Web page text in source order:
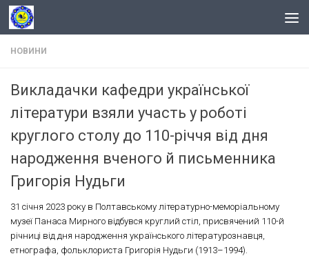
Skip to content
НОВИНИ
Викладачки кафедри української
літератури взяли участь у роботі
круглого столу до 110-річчя від дня
народження вченого й письменника
Григорія Нудьги
31 січня 2023 року в Полтавському літературно-меморіальному
музеї Панаса Мирного відбувся круглий стіл, присвячений 110-й
річниці від дня народження українського літературознавця,
етнографа, фольклориста Григорія Нудьги (1913–1994).